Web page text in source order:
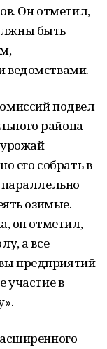
Он отметил,
быть
ведомствами.
подвел
района
его собрать в
озимые.
он отметил,
а все
предприятий
участие в